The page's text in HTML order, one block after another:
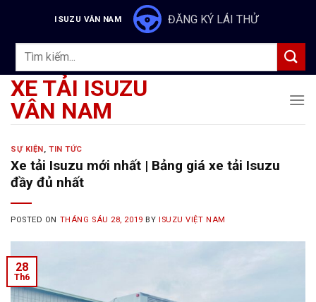
content
ISUZU VÂN NAM ĐĂNG KÝ LÁI THỬ
Tìm
XE TẢI ISUZU
VÂN NAM
SỰ KIỆN,TIN TỨC
Xe tải Isuzu mới nhất | Bảng giá xe tải Isuzu
đầy đủ nhất
POSTED ON THÁNG SÁU 28, 2019 BY ISUZU VIỆT NAM
28
Th6